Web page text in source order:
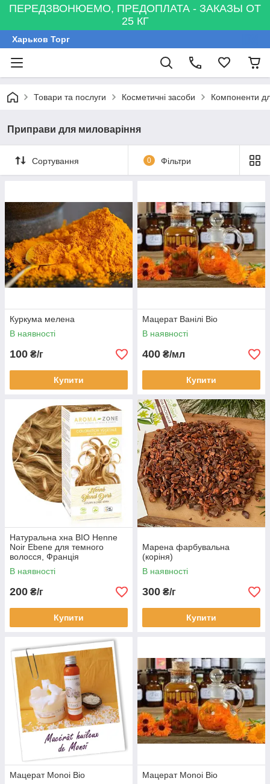
ПЕРЕДЗВОНЮЕМО, ПРЕДОПЛАТА - ЗАКАЗЫ ОТ
25 КГ
Харьков Торг
Товари та послуги Косметичні засоби Компоненти
Приправи для миловаріння
Сортування 0 Фільтри
Куркума мелена
В наявності
100 ₴/г
Купити
Мацерат Ванілі Bio
В наявності
400 ₴/мл
Купити
Натуральна хна BIO Henne
Noir Ebene для темного
волосся, Франція
В наявності
200 ₴/г
Купити
Марена фарбувальна
(коріня)
В наявності
300 ₴/г
Купити
Мацерат Monoi Bio
Мацерат Monoi Bio